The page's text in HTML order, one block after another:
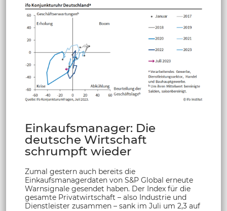
Einkaufsmanager: Die
deutsche Wirtschaft
schrumpft wieder
Zumal gestern auch bereits die
Einkaufsmanagerdaten von S&P Global erneute
Warnsignale gesendet haben. Der Index für die
gesamte Privatwirtschaft – also Industrie und
Dienstleister zusammen – sank im Juli um 2,3 auf